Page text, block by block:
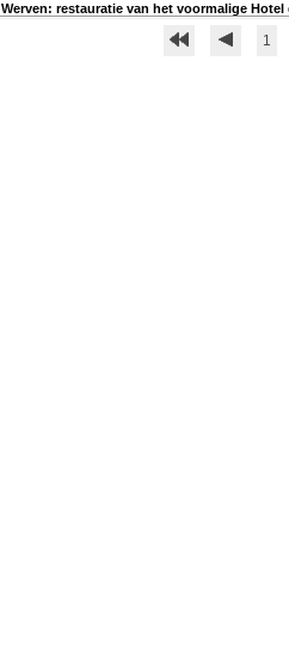
Werven: restauratie van het voormalige Hotel
1